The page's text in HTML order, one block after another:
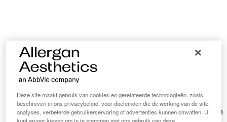
Kijk uit. Jezelf mooier maken kan lelijk uitpakken. Een
Deze site maakt gebruik van cookies en gerelateerde technologieën, zoals
beschreven in ons privacybeleid, voor doeleinden die de werking van de site,
analyses, verbeterde gebruikerservaring of advertenties kunnen omvatten. U